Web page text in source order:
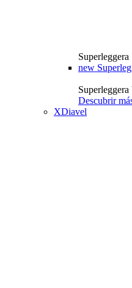
Superleggera
new
Descubrir
XDiavel